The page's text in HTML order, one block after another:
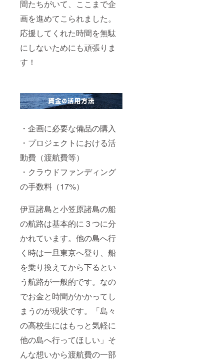
間たちがいて、ここまで企
画を進めてこられました。
応援してくれた時間を無駄
にしないためにも頑張りま
す！
・企画に必要な備品の購入
・プロジェクトにおける活
動費（渡航費等）
・クラウドファンディング
の手数料（17%）
伊豆諸島と小笠原諸島の船
の航路は基本的に３つに分
かれています。他の島へ行
く時は一旦東京へ登り、船
を乗り換えてから下るとい
う航路が一般的です。なの
でお金と時間がかかってし
まうのが現状です。「島々
の高校生にはもっと気軽に
他の島へ行ってほしい」そ
んな想いから渡航費の一部